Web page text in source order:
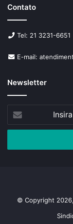
Contato
Tel: 21 3231-6651
E-mail:
Newsletter
seu
de
© Copyright